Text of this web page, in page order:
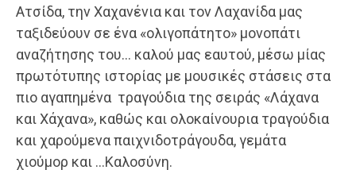
Ατσίδα, την Χαχανένια και τον Λαχανίδα μας
ταξιδεύουν σε ένα «ολιγοπάτητο» μονοπάτι
αναζήτησης του… καλού μας εαυτού, μέσω μίας
πρωτότυπης ιστορίας με μουσικές στάσεις στα
πιο αγαπημένα τραγούδια της σειράς «Λάχανα
και Χάχανα», καθώς και ολοκαίνουρια τραγούδια
και χαρούμενα παιχνιδοτράγουδα, γεμάτα
χιούμορ και …Καλοσύνη.